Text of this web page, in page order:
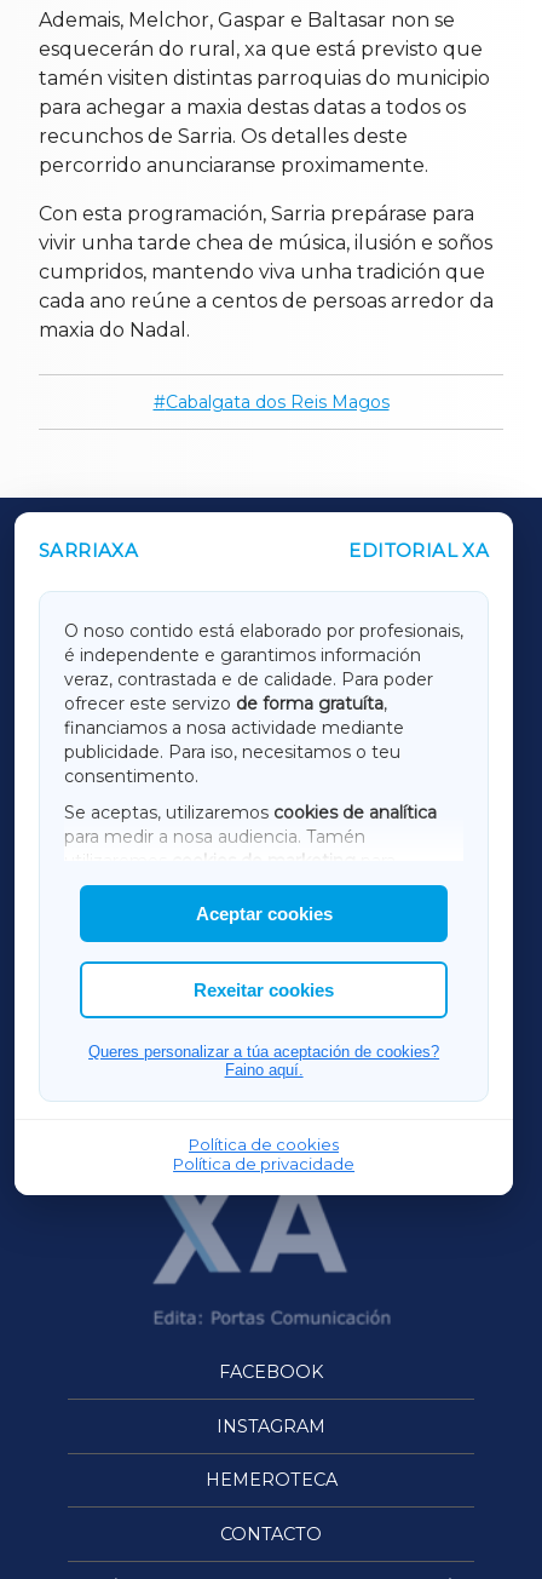
Ademais, Melchor, Gaspar e Baltasar non se
esquecerán do rural, xa que está previsto que
tamén visiten distintas parroquias do municipio
para achegar a maxia destas datas a todos os
recunchos de Sarria. Os detalles deste
percorrido anunciaranse proximamente.
Con esta programación, Sarria prepárase para
vivir unha tarde chea de música, ilusión e soños
cumpridos, mantendo viva unha tradición que
cada ano reúne a centos de persoas arredor da
maxia do Nadal.
Cabalgata dos Reis Magos
SARRIAXA EDITORIAL XA
O noso contido está elaborado por profesionais,
é independente e garantimos información
veraz, contrastada e de calidade. Para poder
ofrecer este servizo de forma gratuíta,
financiamos a nosa actividade mediante
publicidade. Para iso, necesitamos o teu
consentimento.
Se aceptas, utilizaremos cookies de analítica
para medir a nosa audiencia. Tamén
utilizaremos
cookies de marketing
mostrar publicidade de terceiros.
Así mesmo, podes personalizar a elección das
cookies que desexas permitir.
Aceptar cookies
Rexeitar cookies
Queres personalizar a túa aceptación de cookies?
Faino aquí.
Política de cookies
Política de privacidade
OUTROS PERIÓDICOS
LUGOXA
TERRACHAXA
AMARIÑAXA
RIBEIRASACRAXA
ACORUÑAXA
FERROLXA
OURENSEXA
FACEBOOK
INSTAGRAM
HEMEROTECA
CONTACTO